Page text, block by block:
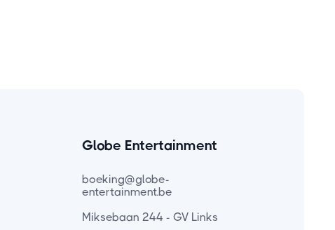
Globe Entertainment
boeking@globe-
entertainment.be
Miksebaan 244 - GV Links